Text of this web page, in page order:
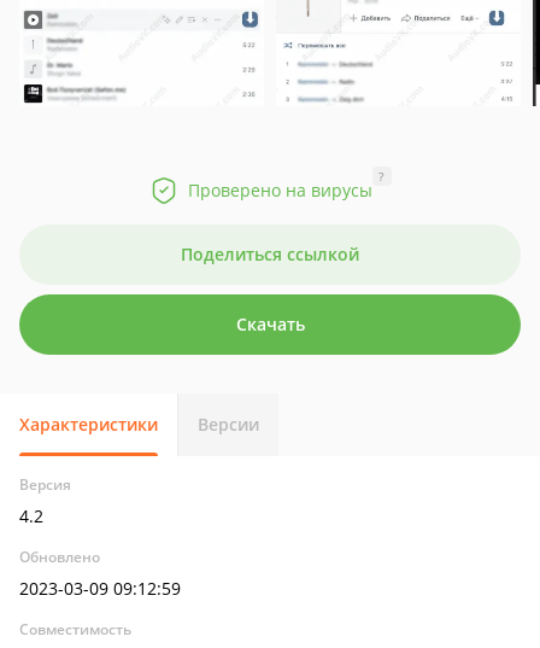
Проверено на вирусы
?
Поделиться ссылкой
Скачать
Характеристики Версии
Версия
4.2
Обновлено
2023-03-09 09:12:59
Совместимость